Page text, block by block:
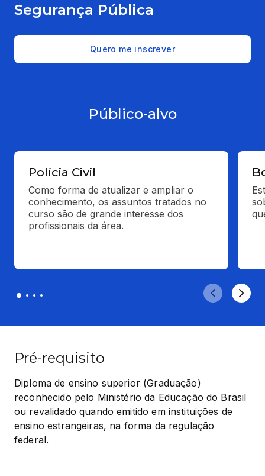
Segurança Pública
Quero me inscrever
Público-alvo
Polícia Civil
Como forma de atualizar e ampliar o
conhecimento, os assuntos tratados no
curso são de grande interesse dos
profissionais da área.
Pré-requisito
Diploma de ensino superior (Graduação)
reconhecido pelo Ministério da Educação do Brasil
ou revalidado quando emitido em instituições de
ensino estrangeiras, na forma da regulação
federal.